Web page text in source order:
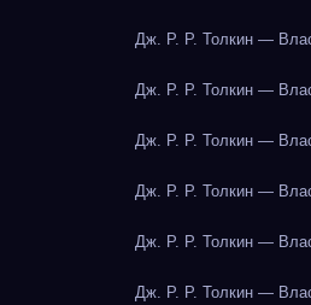
Дж. Р. Р. Толкин —
Дж. Р. Р. Толкин —
Дж. Р. Р. Толкин —
Дж. Р. Р. Толкин —
Дж. Р. Р. Толкин —
Дж. Р. Р. Толкин —